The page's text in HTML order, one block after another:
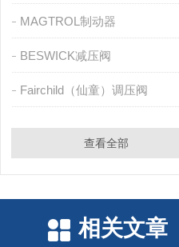
MAGTROL制动器
BESWICK减压阀
Fairchild（仙童）调压阀
查看全部
相关文章